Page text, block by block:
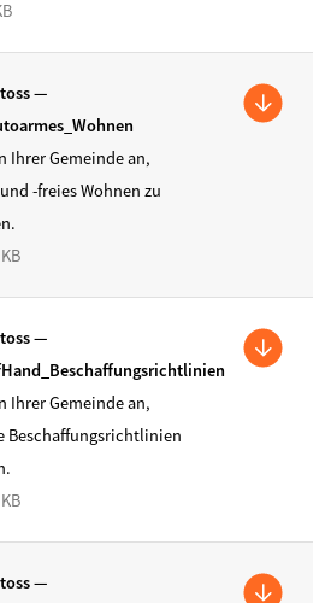
—
Ihrer Gemeinde an,
-freies Wohnen zu
—
Ihrer Gemeinde an,
Beschaffungsrichtlinien
—